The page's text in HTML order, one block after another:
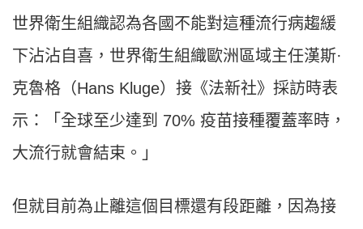
世界衛生組織認為各國不能對這種流行病趨緩
下沾沾自喜，世界衛生組織歐洲區域主任漢斯·
克魯格（Hans Kluge）接《法新社》採訪時表
示：「全球至少達到 70% 疫苗接種覆蓋率時，
大流行就會結束。」
但就目前為止離這個目標還有段距離，因為接